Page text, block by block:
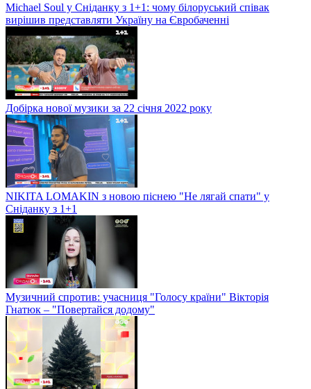
Michael Soul у Сніданку з 1+1: чому білоруський співак
вирішив представляти Україну на Євробаченні
Добірка нової музики за 22 січня 2022 року
NIKITA LOMAKIN з новою піснею "Не лягай спати" у
Сніданку з 1+1
Музичний спротив: учасниця "Голосу країни" Вікторія
Гнатюк – "Повертайся додому"